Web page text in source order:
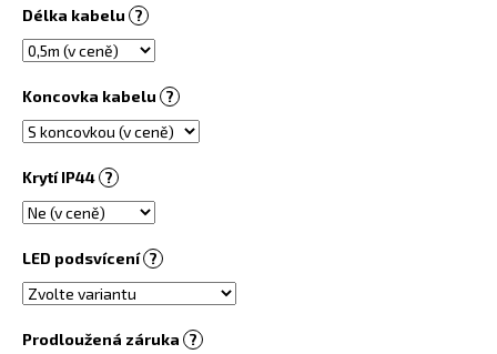
Délka kabelu ?
Koncovka kabelu ?
Krytí IP44 ?
LED podsvícení ?
Prodloužená záruka ?
D
o
p
o
r
u
č
j
e
m
e